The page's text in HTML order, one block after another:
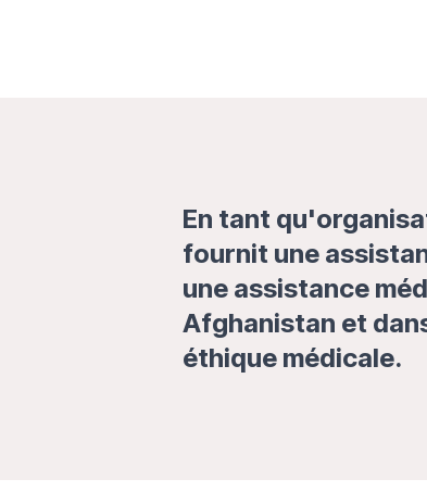
En tant
fournit une
une assistance
Afghanistan et
éthique médicale.